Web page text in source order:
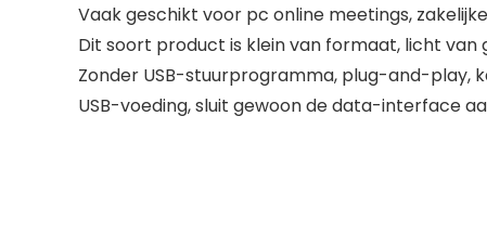
Vaak geschikt voor pc online meetings,
Dit soort product is klein van formaat, licht van
Zonder USB-stuurprogramma, plug-and-play,
USB-voeding, sluit gewoon de data-interface